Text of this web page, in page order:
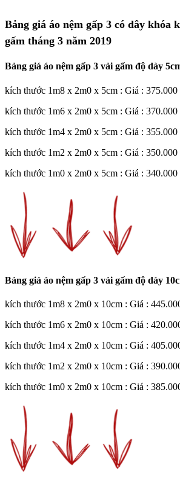
Bảng giá áo nệm gấp 3 có dây khóa
gấm tháng 3 năm 2019
Bảng giá áo nệm gấp 3 vải gấm độ dày
kích thước 1m8 x 2m0 x 5cm : Giá : 375.000
kích thước 1m6 x 2m0 x 5cm : Giá : 370.000
kích thước 1m4 x 2m0 x 5cm : Giá : 355.000
kích thước 1m2 x 2m0 x 5cm : Giá : 350.000
kích thước 1m0 x 2m0 x 5cm : Giá : 340.000
Bảng giá áo nệm gấp 3 vải gấm độ dày
kích thước 1m8 x 2m0 x 10cm : Giá :
kích thước 1m6 x 2m0 x 10cm : Giá :
kích thước 1m4 x 2m0 x 10cm : Giá :
kích thước 1m2 x 2m0 x 10cm : Giá :
kích thước 1m0 x 2m0 x 10cm : Giá :